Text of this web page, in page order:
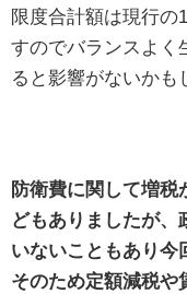
限度合計額は現行の
すのでバランスよく
ると影響がないかも
防衛費に関して増
どもありましたが、
いないこともあり今
そのため定額減税や